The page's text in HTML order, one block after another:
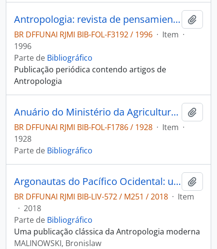
Antropologia: revista de pensamiento antropológico y estudios etnográficos.
BR DFFUNAI RJMI BIB-FOL-F3192 / 1996 · Item ·
1996
Parte de Bibliográfico
Publicação periódica contendo artigos de
Antropologia
Anuário do Ministério da Agricultura, Indústria e Comércio, 1928
BR DFFUNAI RJMI BIB-FOL-F1786 / 1928 · Item ·
1928
Parte de Bibliográfico
Argonautas do Pacífico Ocidental: um relato do empreendimento e da aventura dos nativos nos arquipélagos da Nova Guiné melanésia.
BR DFFUNAI RJMI BIB-LIV-572 / M251 / 2018 · Item
· 2018
Parte de Bibliográfico
Uma publicação clássica da Antropologia moderna
MALINOWSKI, Bronislaw